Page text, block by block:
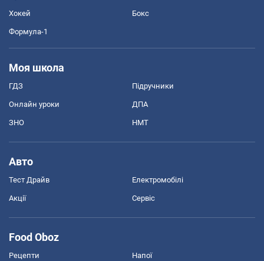
Хокей Бокс
Формула-1
Моя школа
ГДЗ Підручники
Онлайн уроки ДПА
ЗНО НМТ
Авто
Тест Драйв Електромобілі
Акції Сервіс
Food Oboz
Рецепти Напої